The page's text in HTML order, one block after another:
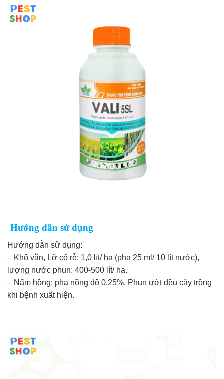
Hướng dẫn sử dụng
Hướng dẫn sử dụng:
– Khô vằn, Lỡ cổ rễ: 1,0 lít/ ha (pha 25 ml/ 10 lít nước),
lượng nước phun: 400-500 lít/ ha.
– Nấm hồng: pha nồng độ 0,25%. Phun ướt đều cây trồng
khi bệnh xuất hiện.